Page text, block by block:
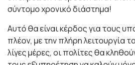
σύντομο χρονικό διάστημα!
Αυτό θα είναι κέρδος για τους
πλέον, με την πλήρη λειτουργία
λίγες μέρες, οι πολίτες θα